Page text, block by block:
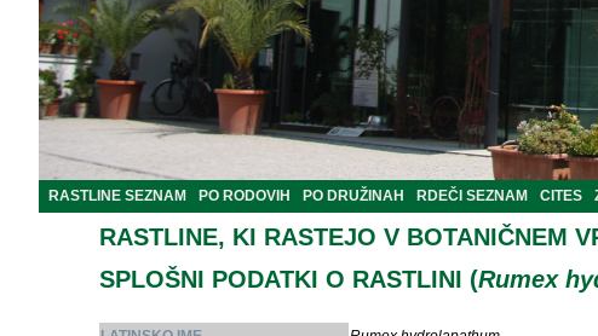
RASTLINE SEZNAM PO RODOVIH PO DRUŽINAH RDEČI SEZNAM CITES
RASTLINE, KI RASTEJO V BOTANIČNEM
SPLOŠNI PODATKI O RASTLINI (Rumex